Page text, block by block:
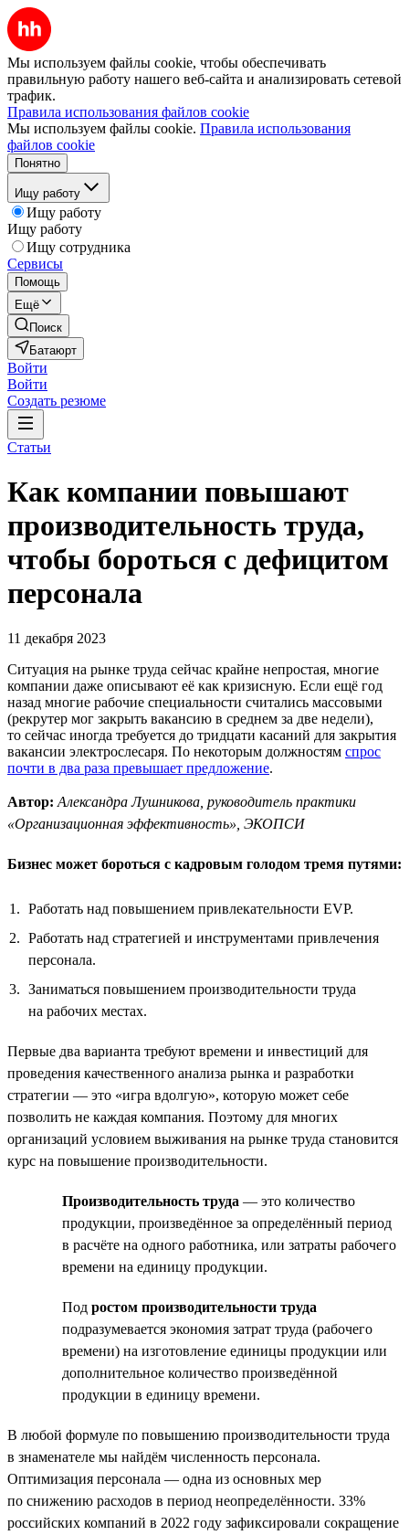
Мы используем файлы cookie, чтобы обеспечивать
правильную работу нашего веб-сайта и анализировать сетевой
трафик.
Правила использования файлов cookie
Мы используем файлы cookie. Правила использования
файлов cookie
Понятно
Ищу работу
Ищу работу
Ищу работу
Ищу сотрудника
Сервисы
Помощь
Ещё
Поиск
Батаюрт
Войти
Войти
Создать резюме
Статьи
Как компании повышают
производительность труда,
чтобы бороться с дефицитом
персонала
11 декабря 2023
Ситуация на рынке труда сейчас крайне непростая, многие
компании даже описывают её как кризисную. Если ещё год
назад многие рабочие специальности считались массовыми
(рекрутер мог закрыть вакансию в среднем за две недели),
то сейчас иногда требуется до тридцати касаний для закрытия
вакансии электрослесаря. По некоторым должностям спрос
почти в два раза превышает предложение.
Автор: Александра Лушникова, руководитель практики
«Организационная эффективность», ЭКОПСИ
Бизнес может бороться с кадровым голодом тремя путями:
Работать над повышением привлекательности EVP.
Работать над стратегией и инструментами привлечения
персонала.
Заниматься повышением производительности труда
на рабочих местах.
Первые два варианта требуют времени и инвестиций для
проведения качественного анализа рынка и разработки
стратегии — это «игра вдолгую», которую может себе
позволить не каждая компания. Поэтому для многих
организаций условием выживания на рынке труда становится
курс на повышение производительности.
Производительность труда — это количество
продукции, произведённое за определённый период
в расчёте на одного работника, или затраты рабочего
времени на единицу продукции.
Под ростом производительности труда
подразумевается экономия затрат труда (рабочего
времени) на изготовление единицы продукции или
дополнительное количество произведённой
продукции в единицу времени.
В любой формуле по повышению производительности труда
в знаменателе мы найдём численность персонала.
Оптимизация персонала — одна из основных мер
по снижению расходов в период неопределённости. 33%
российских компаний в 2022 году зафиксировали сокращение